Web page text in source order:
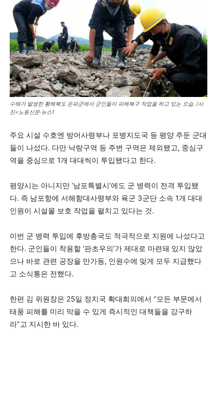
수해가 발생한 황해북도 은파군에서 군인들이 피해복구 작업을 하고 있는 모습. /사
진=노동신문·뉴스1
주요 시설 수호엔 방어사령부나 포병지도국 등 평양 주둔 군대
들이 나섰다. 다만 낙랑구역 등 주변 구역은 제외됐고, 중심구
역을 중심으로 1개 대대씩이 투입됐다고 한다.
평양시는 아니지만 ‘남포특별시’에도 군 병력이 전격 투입됐
다. 즉 남포항에 서해함대사령부와 육군 3군단 소속 1개 대대
인원이 시설물 보호 작업을 펼치고 있다는 것.
이번 군 병력 투입에 후방총국도 적극적으로 지원에 나섰다고
한다. 군인들이 착용할 ‘판초우의’가 제대로 마련돼 있지 않았
으나 바로 관련 공장을 만가동, 인원수에 맞게 모두 지급했다
고 소식통은 전했다.
한편 김 위원장은 25일 정치국 확대회의에서 “모든 부문에서
태풍 피해를 미리 막을 수 있게 즉시적인 대책들을 강구하
라”고 지시한 바 있다.